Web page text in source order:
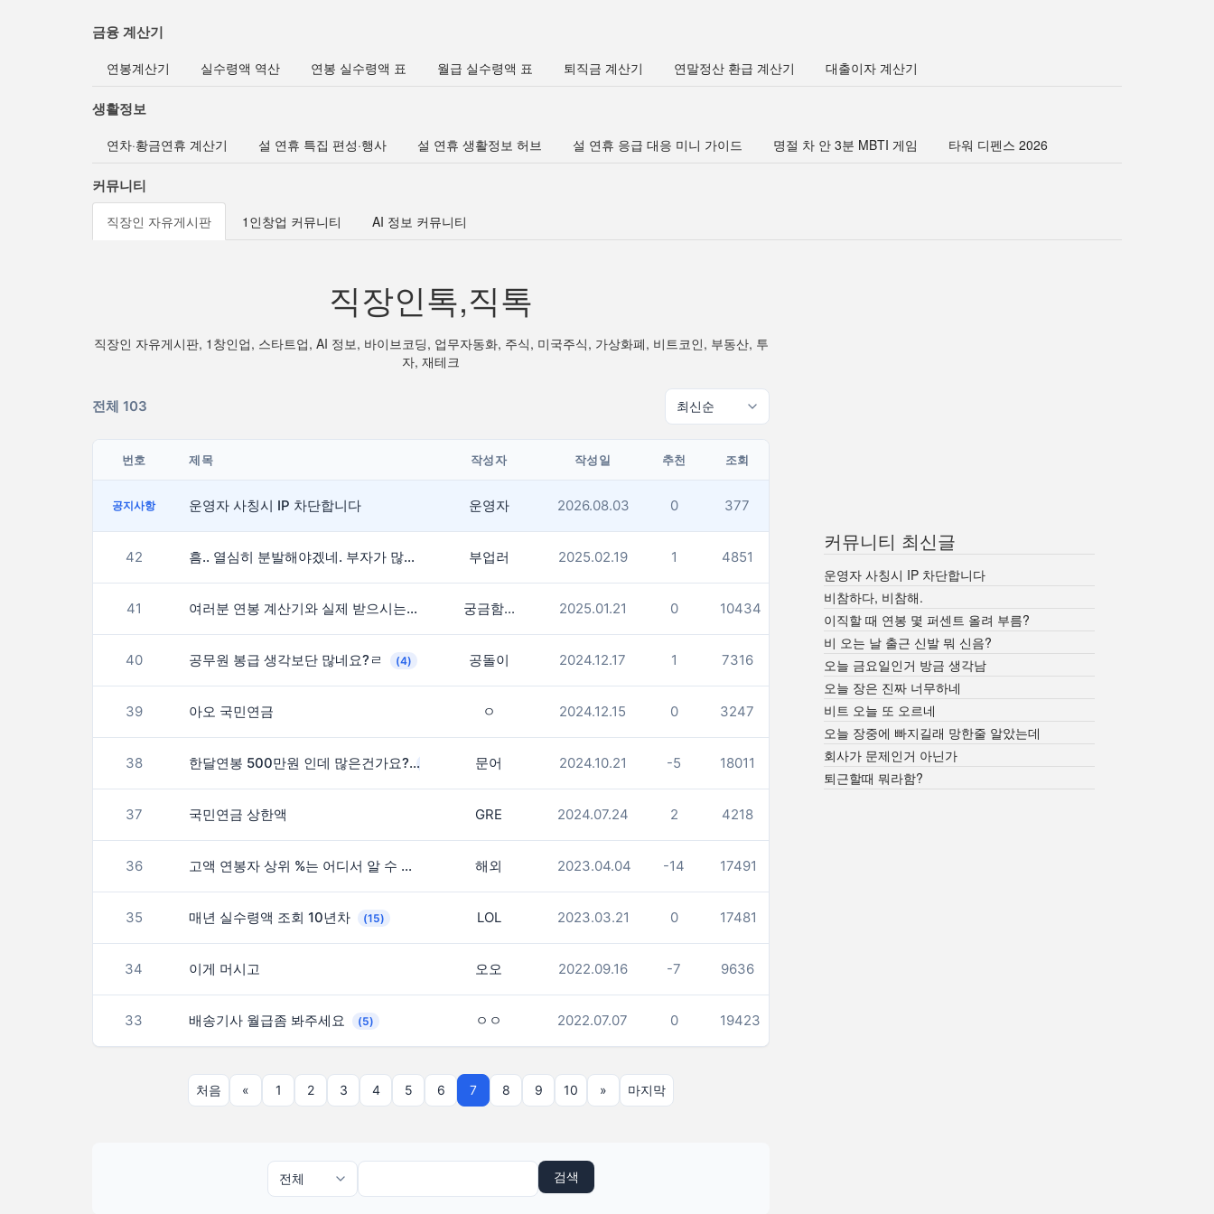
금융 계산기
연봉계산기 실수령액 역산 연봉 실수령액 표 월급 실수령액 표 퇴직금 계산기 연말정산 환급 계산기 대출이자 계산기
생활정보
연차·황금연휴 계산기 설 연휴 특집 편성·행사 설 연휴 생활정보 허브 설 연휴 응급 대응 미니 가이드 명절 차 안 3분 MBTI 게임 타워 디펜스 2026
커뮤니티
직장인 자유게시판 1인창업 커뮤니티 AI 정보 커뮤니티
직장인톡,직톡
직장인 자유게시판, 1창인업, 스타트업, AI 정보, 바이브코딩, 업무자동화, 주식, 미국주식, 가상화폐, 비트코인, 부동산, 투
자, 재테크
전체 103
번호 제목 작성자 작성일 추천 조회
공지사항 운영자 사칭시 IP 차단합니다 운영자 2026.08.03 0 377
42 흠.. 열심히 분발해야겠네. 부자가 많네요. 부업러 2025.02.19 1 4851
41 여러분 연봉 계산기와 실제 받으시는 금액 차이 많이 나시나요? (1)
궁금함... 2025.01.21 0 10434
40 공무원 봉급 생각보단 많네요?ㄹ (4) 공돌이 2024.12.17 1 7316
39 아오 국민연금 ㅇ 2024.12.15 0 3247
38 한달연봉 500만원 인데 많은건가요? 문어 2024.10.21 -5 18011
37 국민연금 상한액 GRE 2024.07.24 2 4218
36 고액 연봉자 상위 %는 어디서 알 수 있을까요? (9)
해외 2023.04.04 -14 17491
35 매년 실수령액 조회 10년차 (15) LOL 2023.03.21 0 17481
34 이게 머시고 오오 2022.09.16 -7 9636
33 배송기사 월급좀 봐주세요 (5) ㅇㅇ 2022.07.07 0 19423
처음 « 1 2 3 4 5 6 7 8 9 10 » 마지막
검색
커뮤니티 최신글
운영자 사칭시 IP 차단합니다
비참하다, 비참해.
이직할 때 연봉 몇 퍼센트 올려 부름?
비 오는 날 출근 신발 뭐 신음?
오늘 금요일인거 방금 생각남
오늘 장은 진짜 너무하네
비트 오늘 또 오르네
오늘 장중에 빠지길래 망한줄 알았는데
회사가 문제인거 아닌가
퇴근할때 뭐라함?